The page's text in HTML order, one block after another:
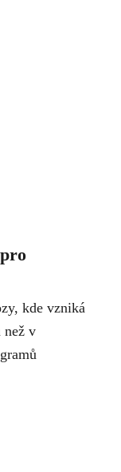
kde vzniká
než v